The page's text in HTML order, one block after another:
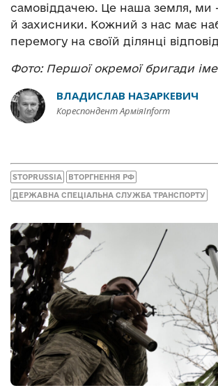
самовіддачею. Це наша земля, ми —
й захисники. Кожний з нас має
перемогу на своїй ділянці
Фото: Першої окремої бригади
ВЛАДИСЛАВ НАЗАРКЕВИЧ
Кореспондент АрміяInform
STOPRUSSIA ВТОРГНЕННЯ РФ
ДЕРЖАВНА СПЕЦІАЛЬНА СЛУЖБА ТРАНСПОРТУ